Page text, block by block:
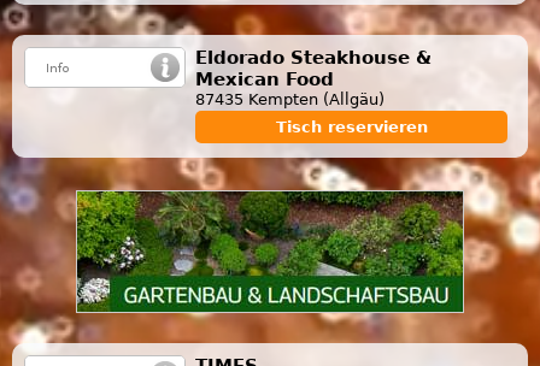
Eldorado Steakhouse &
Mexican Food
87435 Kempten (Allgäu)
Tisch reservieren